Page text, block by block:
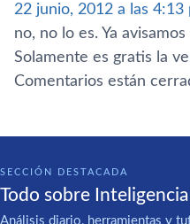
22 junio, 2012 a las 4:13
no, no lo es. Ya
Solamente es gratis la
Comentarios están
SECCIÓN DESTACADA
Todo sobre
Análisis diario, herramientas y